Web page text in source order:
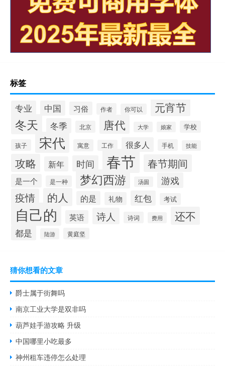
标签
专业 中国 习俗 作者 你可以 元宵节
冬天 冬季 北京 唐代 大学 娘家 学校
孩子 宋代 寓意 工作 很多人 手机 技能
攻略 新年 时间 春节 春节期间
是一个 是一种 梦幻西游 汤圆 游戏
疫情 的人 的是 礼物 红包 考试
自己的 英语 诗人 诗词 费用 还不
都是 陆游 黄庭坚
猜你想看的文章
爵士属于街舞吗
南京工业大学是双非吗
葫芦娃手游攻略 升级
中国哪里小吃最多
神州租车违停怎么处理